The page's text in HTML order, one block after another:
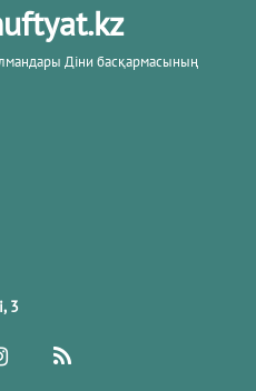
Діни басқармасының
3